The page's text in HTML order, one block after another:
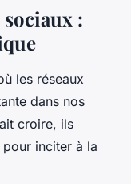
:
les réseaux
dans nos
croire, ils
inciter à la